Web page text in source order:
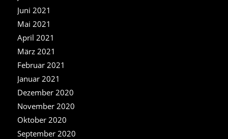
Juni 2021
Mai 2021
April 2021
März 2021
Februar 2021
Januar 2021
Dezember 2020
November 2020
Oktober 2020
September 2020